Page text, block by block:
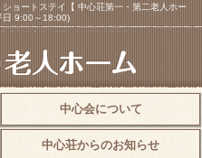
ョートステイ【 中心荘第一・第二老人ホー
日 9:00～18:00)
中心会について
中心荘からのお知らせ